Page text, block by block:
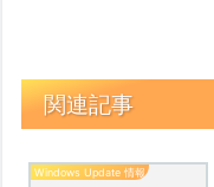
関連記事
Windows Update 情報